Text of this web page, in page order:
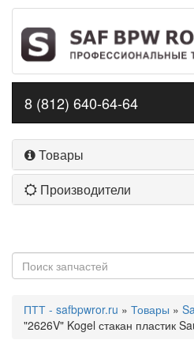
8 (812) 640-64-64
Товары
Производители
ПТТ - safbpwror.ru » Товары »
"2626V" Kogel стакан пластик